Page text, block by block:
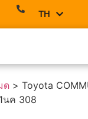
TH
EN
ด > Toyota
นค 308